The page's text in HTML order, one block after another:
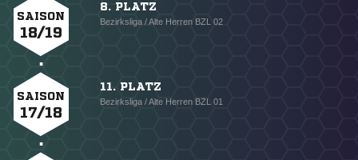
SAISON
18/19
8. PLATZ
Bezirksliga / Alte Herren BZL 02
SAISON
17/18
11. PLATZ
Bezirksliga / Alte Herren BZL 01